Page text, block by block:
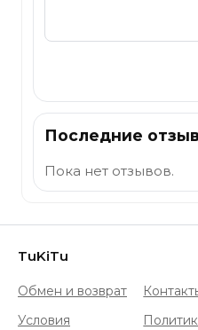
Последние
Пока нет отзывов.
TuKiTu
Обмен и возврат
Условия